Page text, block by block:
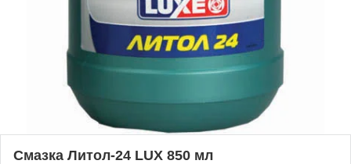
Смазка Литол-24 LUX 850 мл